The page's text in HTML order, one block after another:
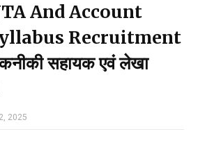
And Account
Recruitment
सहायक एवं लेखा
2025